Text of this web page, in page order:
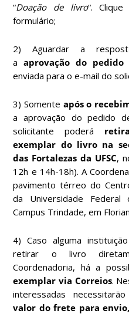
“Doação de livro“.
formulário;
2) Aguardar a
aaprovação do pedido
enviada para o e-mail do
3) Somente após o
a aprovação do pedido
solicitante poderá
exemplar do livro na
das Fortalezas da UFSC,
12h e 14h-18h). A
pavimento térreo do
da Universidade Federal
Campus Trindade, em
4) Caso alguma
retirar o livro
Coordenadoria, há a
exemplar via Correios.
interessadas
valor do frete para